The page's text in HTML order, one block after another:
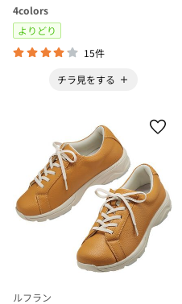
4colors
よりどり
15件
チラ見をする
ルフラン